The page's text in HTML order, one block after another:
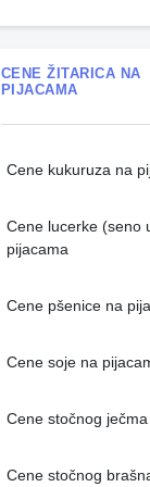
CENE ŽITARICA NA
PIJACAMA
Cene kukuruza na
Cene lucerke (seno
pijacama
Cene pšenice na
Cene soje na
Cene stočnog
Cene stočnog